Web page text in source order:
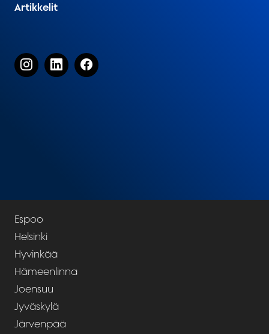
Artikkelit
Espoo
Helsinki
Hyvinkää
Hämeenlinna
Joensuu
Jyväskylä
Järvenpää